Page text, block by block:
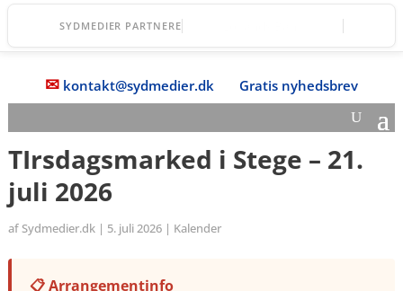
SYDMEDIER PARTNERE
✉ kontakt@sydmedier.dk Gratis nyhedsbrev
TIrsdagsmarked i Stege – 21.
juli 2026
af Sydmedier.dk| 5. juli 2026| Kalender
📋 Arrangementinfo